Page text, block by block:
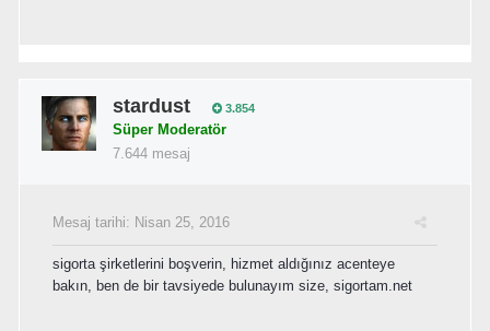
stardust 3.854
Süper Moderatör
7.644 mesaj
Mesaj tarihi: Nisan 25, 2016
sigorta şirketlerini boşverin, hizmet aldığınız acenteye
bakın, ben de bir tavsiyede bulunayım size, sigortam.net